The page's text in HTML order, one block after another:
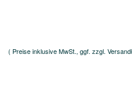
( Preise inklusive MwSt., ggf. zzgl.